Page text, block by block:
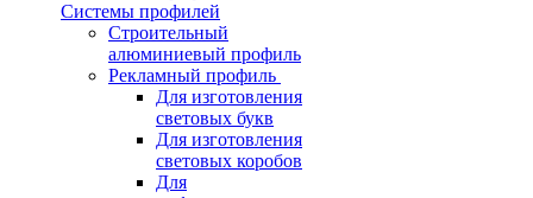
Системы профилей
Строительный
алюминиевый профиль
Рекламный профиль
Для изготовления
световых букв
Для изготовления
световых коробов
Для